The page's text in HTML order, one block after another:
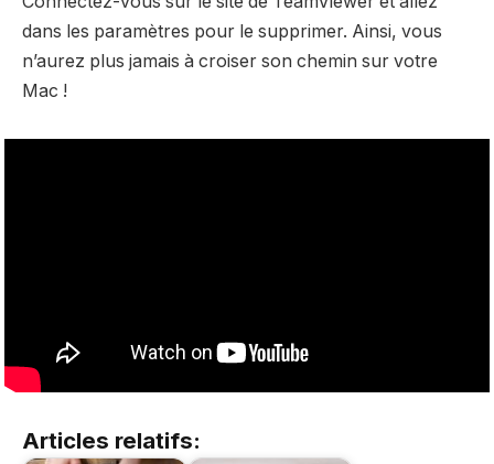
dans les paramètres pour le supprimer. Ainsi, vous
n’aurez plus jamais à croiser son chemin sur votre
Mac !
Articles relatifs: